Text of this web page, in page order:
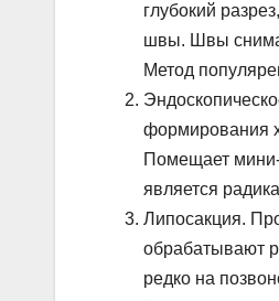
глубокий
швы. Швы
Метод
формирования
Помещает
является
Липосакция.
обрабатывают
редко на